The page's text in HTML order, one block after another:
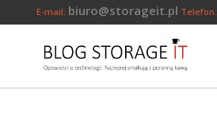
E-mail: biuro@storageit.pl Telefon: